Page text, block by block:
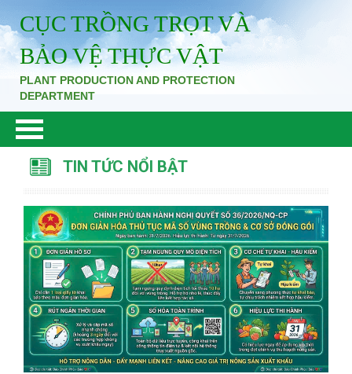
CỤC TRỒNG TRỌT VÀ
BẢO VỆ THỰC VẬT
PLANT PRODUCTION AND PROTECTION
DEPARTMENT
TIN TỨC NỔI BẬT